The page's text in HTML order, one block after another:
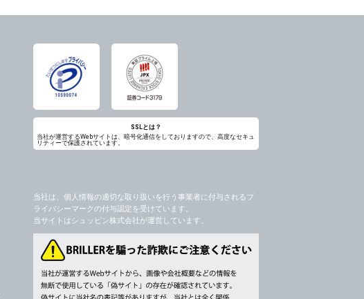
SSLとは？
当社が運営するWebサイトは、暗号化通信をしておりますので、高度なセキュ
リティーで保護されています。
当社は、個人情報の適切な取り扱いを行う事業者に付与されるプ
ライバシーマークの付与認定を受けています。
当サイトはシュッピン株式会社が運営しています。